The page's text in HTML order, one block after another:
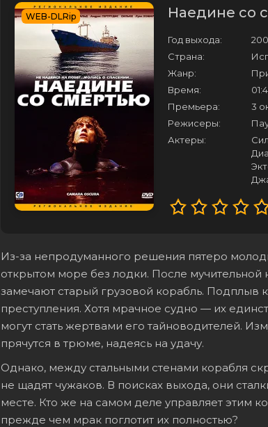
WEB-DLRip Наедине со
Год выхода:
Страна:
Жанр:
Время:
Премьера:
3
Режисеры:
Актеры:
Из-за непродуманного решения пятеро
открытом море без лодки. После
замечают старый грузовой корабль. Подплыв
преступления. Хотя мрачное судно — их
могут стать жертвами его тайноводителей.
прячутся в трюме, надеясь на удачу.
Однако, между стальными стенами корабля
не щадят чужаков. В поисках выхода, они
месте. Кто же на самом деле управляет этим
прежде чем мрак поглотит их полностью?